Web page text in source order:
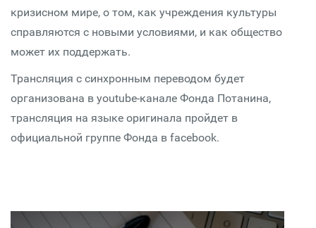
кризисном мире, о том, как учреждения культуры
справляются с новыми условиями, и как общество
может их поддержать.
Трансляция с синхронным переводом будет
организована в youtube-канале Фонда Потанина,
трансляция на языке оригинала пройдет в
официальной группе Фонда в facebook.